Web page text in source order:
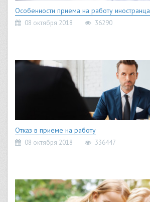
Особенности приема на работу иностранца
08 октября 2018 36290
Отказ в приеме на работу
08 октября 2018 336447